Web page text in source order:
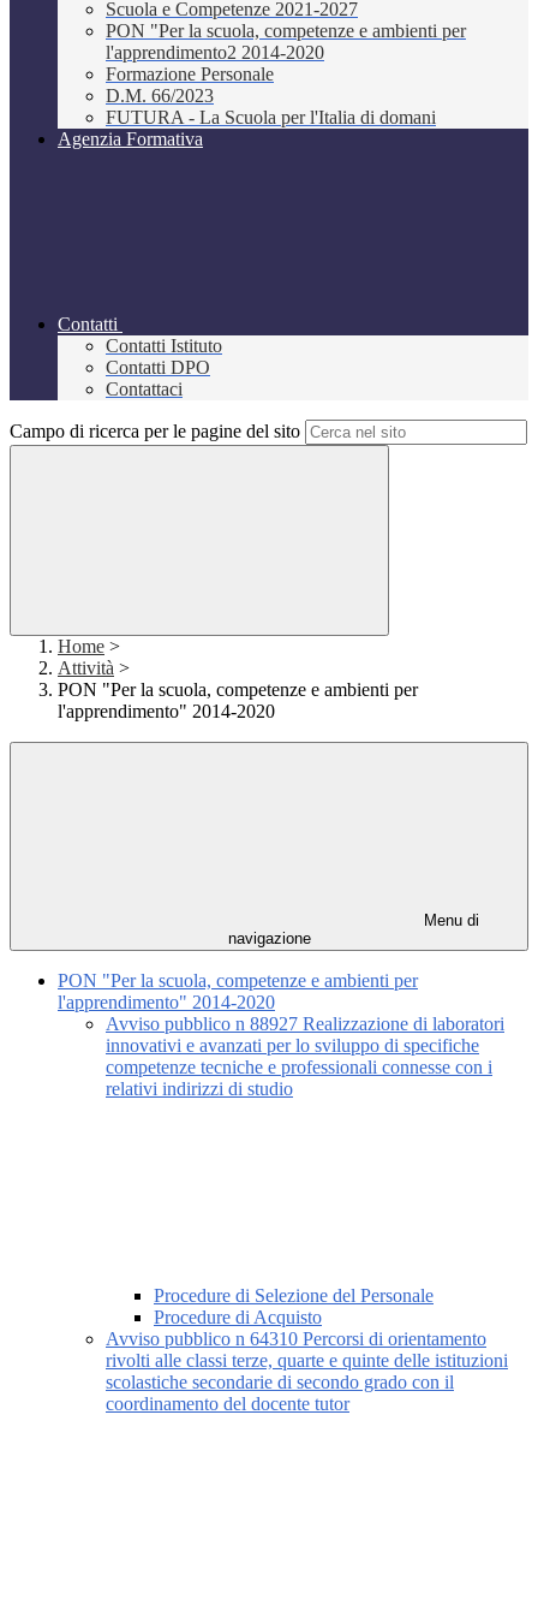
Scuola e Competenze 2021-2027
PON "Per la scuola, competenze e ambienti per
l'apprendimento2 2014-2020
Formazione Personale
D.M. 66/2023
FUTURA - La Scuola per l'Italia di domani
Agenzia Formativa
Contatti
Contatti Istituto
Contatti DPO
Contattaci
Campo di ricerca per le pagine del sito
Home >
Attività >
PON "Per la scuola, competenze e ambienti per
l'apprendimento" 2014-2020
Menu di
navigazione
PON "Per la scuola, competenze e ambienti per
l'apprendimento" 2014-2020
Avviso pubblico n 88927 Realizzazione di laboratori
innovativi e avanzati per lo sviluppo di specifiche
competenze tecniche e professionali connesse con i
relativi indirizzi di studio
Procedure di Selezione del Personale
Procedure di Acquisto
Avviso pubblico n 64310 Percorsi di orientamento
rivolti alle classi terze, quarte e quinte delle istituzioni
scolastiche secondarie di secondo grado con il
coordinamento del docente tutor